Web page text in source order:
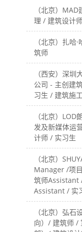
（北京）
理 / 建筑设计
（北京）扎哈
筑师
（西安）深
公司 - 主创建
习生 / 建筑施
（北京）
发及新媒体运
计师 / 实习生
（北京）
Manager /项
筑师Assistant
Assistant / 实
（北京）弘
向）/ 建筑师 /